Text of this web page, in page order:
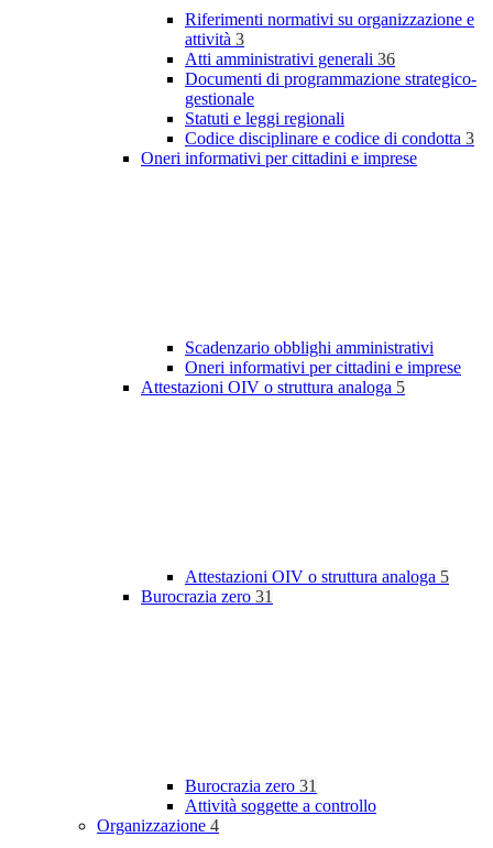
Riferimenti normativi su organizzazione e
attività 3
Atti amministrativi generali 36
Documenti di programmazione strategico-
gestionale
Statuti e leggi regionali
Codice disciplinare e codice di condotta 3
Oneri informativi per cittadini e imprese
Scadenzario obblighi amministrativi
Oneri informativi per cittadini e imprese
Attestazioni OIV o struttura analoga 5
Attestazioni OIV o struttura analoga 5
Burocrazia zero 31
Burocrazia zero 31
Attività soggette a controllo
Organizzazione 4